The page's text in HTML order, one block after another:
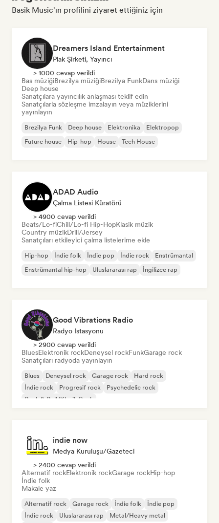
Basik Music'ın profilini ziyaret ettiğiniz için
Dreamers Island Entertainment
Plak Şirketi, Yayıncı
> 1000 cevap verildi
Bas müziğiBrezilya müziğiBrezilya FunkDans müziği
Deep house
Sanatçılara yayıncılık anlaşması teklif edin
Sanatçılarla sözleşme imzalayın veya müziklerini
yayınlayın
Brezilya Funk Deep house Elektronika
Elektropop
Future house
Hip-hop House Tech House
ADAD Audio
Çalma Listesi Küratörü
> 4900 cevap verildi
Beats/Lo-fiChill/Lo-fi Hip-HopKlasik müzik
Country müzikDrill/Jersey
Sanatçıları etkileyici çalma listelerime ekle
Hip-hop İndie folk İndie pop İndie rock
Enstrümantal
Enstrümantal hip-hop
Uluslararası rap İngilizce rap
Good Vibrations Radio
Radyo Istasyonu
> 2900 cevap verildi
BluesElektronik rockDeneysel rockFunkGarage rock
Sanatçıları radyoda yayınlayın
Blues Deneysel rock Garage rock
Hard rock
İndie rock
Progresif rock
Psychedelic rock
Rock & Roll/Klasik Rock
indie now
Medya Kuruluşu/Gazeteci
> 2400 cevap verildi
Alternatif rockElektronik rockGarage rockHip-hop
İndie folk
Makale yaz
Alternatif rock Garage rock İndie folk
İndie pop
İndie rock
Uluslararası rap
Metal/Heavy metal